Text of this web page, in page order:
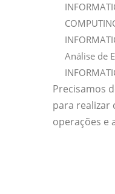
Análise de
Precisamos
para realizar
operações e